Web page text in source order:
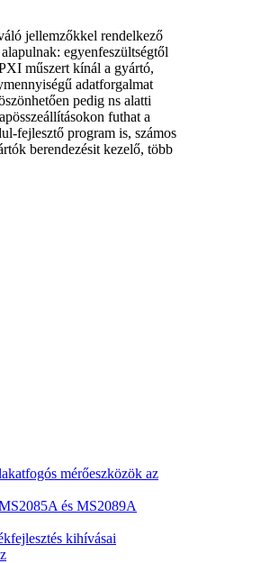
jellemzőkkel rendelkező
egyenfeszültségtől
műszert kínál a gyártó,
adatforgalmat
pedig ns alatti
futhat a
fejlesztő program is, számos
berendezésit kezelő, több
mérőeszközök az
és MS2089A
kihívásai